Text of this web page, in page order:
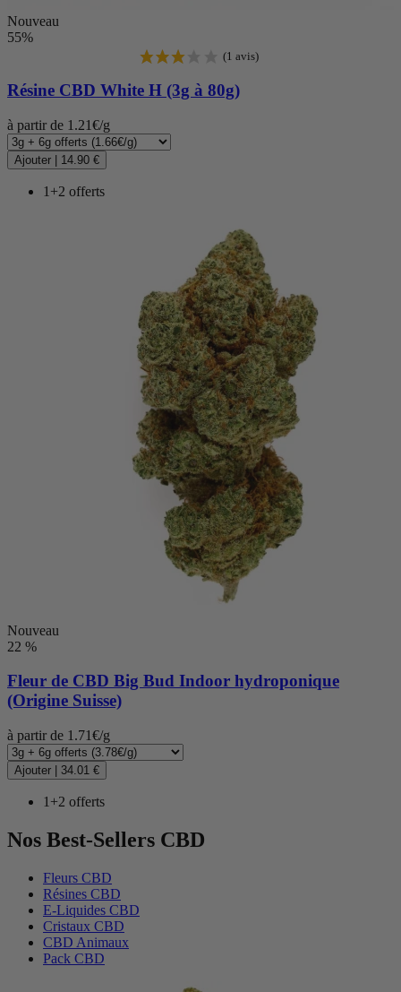
Nouveau
55%
Résine CBD White H (3g à 80g)
à partir de 1.21€/g
Ajouter | 14.90 €
1+2 offerts
Nouveau
22 %
Fleur de CBD Big Bud Indoor hydroponique
(Origine Suisse)
à partir de 1.71€/g
Ajouter 34.01 €
1+2 offerts
Nos Best-Sellers CBD
Fleurs CBD
Résines CBD
E-Liquides CBD
Cristaux CBD
CBD Animaux
Pack CBD